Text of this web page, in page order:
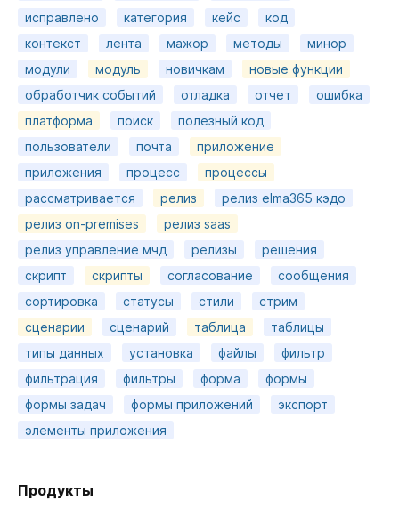
исправлено
категория кейс
код
контекст
лента мажор методы
минор
модули
модуль новичкам
новые функции
обработчик событий
отладка отчет
ошибка
платформа
поиск
полезный код
пользователи
почта
приложение
приложения
процесс
процессы
рассматривается
релиз
релиз elma365 кэдо
релиз on-premises
релиз saas
релиз управление мчд
релизы
решения
скрипт
скрипты согласование
сообщения
сортировка
статусы стили
стрим
сценарии
сценарий таблица
таблицы
типы данных
установка файлы
фильтр
фильтрация
фильтры форма
формы
формы задач
формы приложений
экспорт
элементы приложения
Продукты